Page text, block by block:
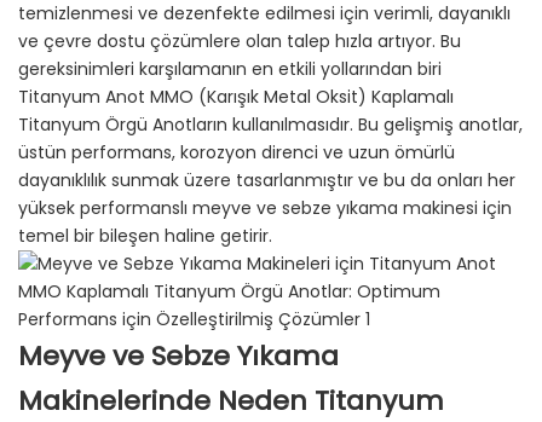
temizlenmesi ve dezenfekte edilmesi için verimli, dayanıklı
ve çevre dostu çözümlere olan talep hızla artıyor. Bu
gereksinimleri karşılamanın en etkili yollarından biri
Titanyum Anot MMO (Karışık Metal Oksit) Kaplamalı
Titanyum Örgü Anotların kullanılmasıdır. Bu gelişmiş anotlar,
üstün performans, korozyon direnci ve uzun ömürlü
dayanıklılık sunmak üzere tasarlanmıştır ve bu da onları her
yüksek performanslı meyve ve sebze yıkama makinesi için
temel bir bileşen haline getirir.
Meyve ve Sebze Yıkama
Makinelerinde Neden Titanyum